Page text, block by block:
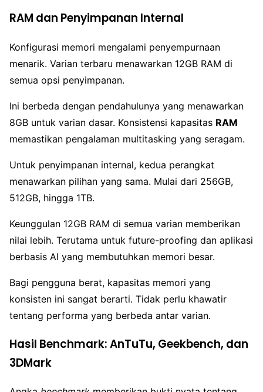
RAM dan Penyimpanan Internal
Konfigurasi memori mengalami penyempurnaan
menarik. Varian terbaru menawarkan 12GB RAM di
semua opsi penyimpanan.
Ini berbeda dengan pendahulunya yang menawarkan
8GB untuk varian dasar. Konsistensi kapasitas RAM
memastikan pengalaman multitasking yang seragam.
Untuk penyimpanan internal, kedua perangkat
menawarkan pilihan yang sama. Mulai dari 256GB,
512GB, hingga 1TB.
Keunggulan 12GB RAM di semua varian memberikan
nilai lebih. Terutama untuk future-proofing dan aplikasi
berbasis AI yang membutuhkan memori besar.
Bagi pengguna berat, kapasitas memori yang
konsisten ini sangat berarti. Tidak perlu khawatir
tentang performa yang berbeda antar varian.
Hasil Benchmark: AnTuTu, Geekbench, dan
3DMark